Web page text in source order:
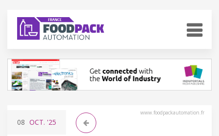
www.foodpackautomation.fr
08 OCT. '25